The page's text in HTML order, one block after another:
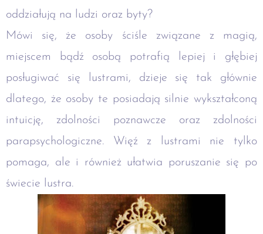
oddziałują na ludzi oraz byty?
Mówi się, że osoby ściśle związane z magią,
miejscem bądź osobą potrafią lepiej i głębiej
posługiwać się lustrami, dzieje się tak głównie
dlatego, że osoby te posiadają silnie wykształconą
intuicję, zdolności poznawcze oraz zdolności
parapsychologiczne. Więź z lustrami nie tylko
pomaga, ale i również ułatwia poruszanie się po
świecie lustra.